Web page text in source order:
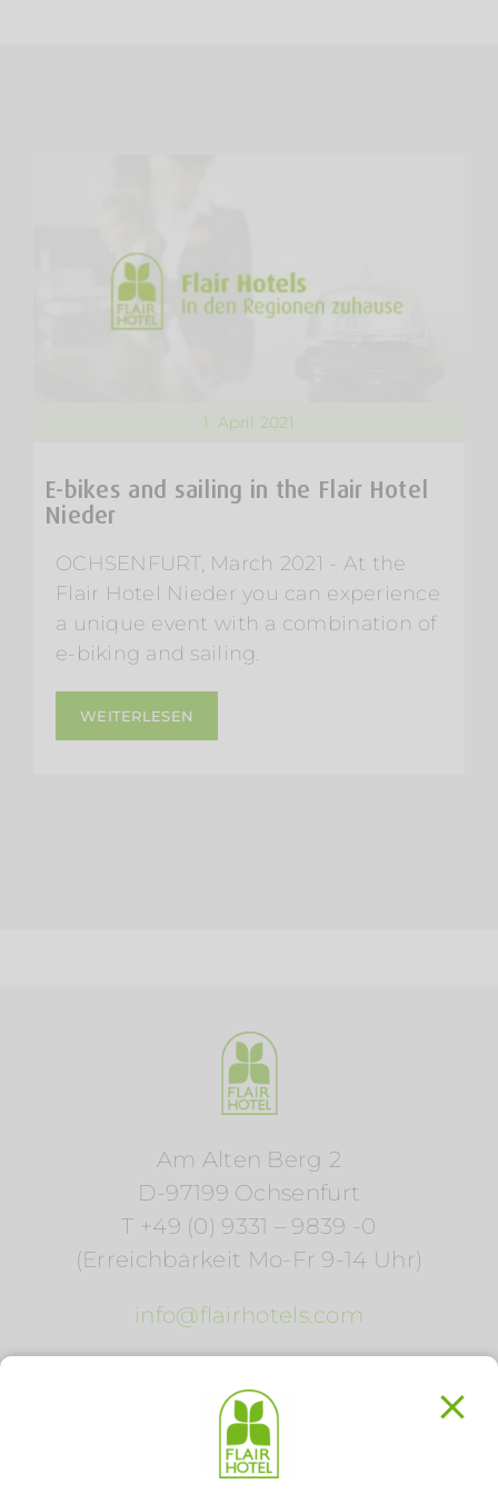
1. April 2021
E-bikes and sailing in the Flair Hotel
Nieder
OCHSENFURT, March 2021 - At the
Flair Hotel Nieder you can experience
a unique event with a combination of
e-biking and sailing.
WEITERLESEN
Am Alten Berg 2
D-97199 Ochsenfurt
T +49 (0) 9331 – 9839 -0
(Erreichbarkeit Mo-Fr 9-14 Uhr)
info@flairhotels.com